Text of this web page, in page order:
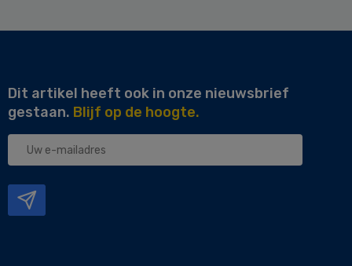
Dit artikel heeft ook in onze nieuwsbrief
gestaan. Blijf op de hoogte.
Uw